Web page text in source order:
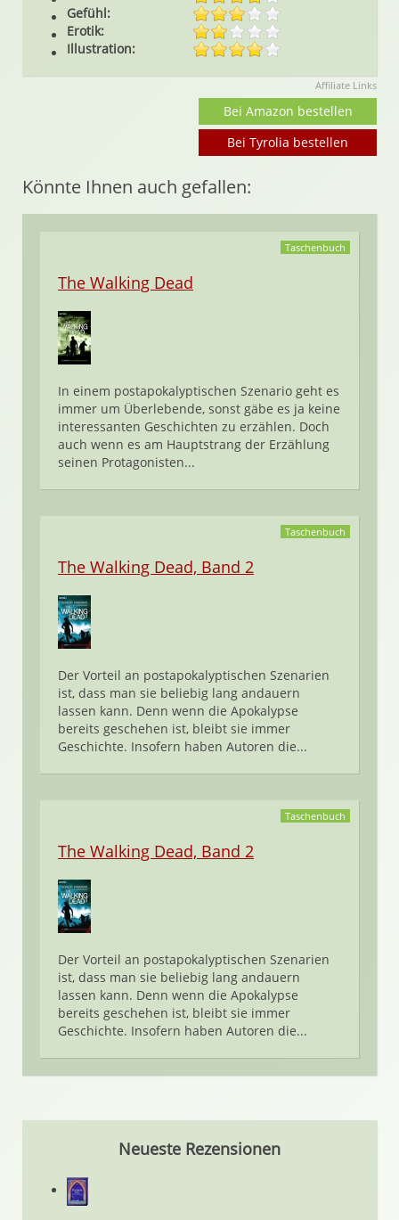
Gefühl:
Erotik:
Illustration:
Affiliate Links
Bei Amazon bestellen
Bei Tyrolia bestellen
Könnte Ihnen auch gefallen:
Taschenbuch
The Walking Dead
In einem postapokalyptischen Szenario geht es
immer um Überlebende, sonst gäbe es ja keine
interessanten Geschichten zu erzählen. Doch
auch wenn es am Hauptstrang der Erzählung
seinen Protagonisten...
Taschenbuch
The Walking Dead, Band 2
Der Vorteil an postapokalyptischen Szenarien
ist, dass man sie beliebig lang andauern
lassen kann. Denn wenn die Apokalypse
bereits geschehen ist, bleibt sie immer
Geschichte. Insofern haben Autoren die...
Taschenbuch
The Walking Dead, Band 2
Der Vorteil an postapokalyptischen Szenarien
ist, dass man sie beliebig lang andauern
lassen kann. Denn wenn die Apokalypse
bereits geschehen ist, bleibt sie immer
Geschichte. Insofern haben Autoren die...
Neueste Rezensionen